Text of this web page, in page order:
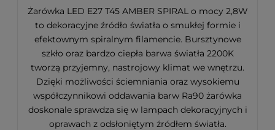
Żarówka LED E27 T45 AMBER SPIRAL o mocy 2,8W
to dekoracyjne źródło światła o smukłej formie i
efektownym spiralnym filamencie. Bursztynowe
szkło oraz bardzo ciepła barwa światła 2200K
tworzą przyjemny, nastrojowy klimat we wnętrzu.
Dzięki możliwości ściemniania oraz wysokiemu
współczynnikowi oddawania barw Ra90 żarówka
doskonale sprawdza się w lampach dekoracyjnych i
oprawach z odsłoniętym źródłem światła.